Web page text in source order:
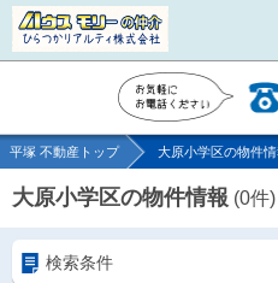
平塚 不動産トップ 大原小学区の物件情
大原小学区の物件情報 (0件)
検索条件